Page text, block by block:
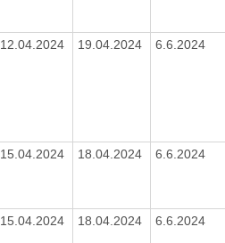
12.04.2024 19.04.2024 6.6.2024
15.04.2024 18.04.2024 6.6.2024
15.04.2024 18.04.2024 6.6.2024